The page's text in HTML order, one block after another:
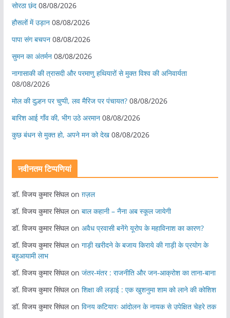
सोरठा छंद 08/08/2026
हौसलों में उड़ान 08/08/2026
पापा संग बचपन 08/08/2026
सुमन का अंतर्मन 08/08/2026
नागासाकी की त्रासदी और परमाणु हथियारों से मुक्त विश्व की अनिवार्यता
08/08/2026
मोल की दुल्हन पर चुप्पी, लव मैरिज पर पंचायत? 08/08/2026
बारिश आई गाँव की, भीग उठे अरमान 08/08/2026
कुछ बंधन से मुक्त हो, अपने मन को देख 08/08/2026
नवीनतम टिप्पणियां
डॉ. विजय कुमार सिंघलon ग़ज़ल
डॉ. विजय कुमार सिंघलon बाल कहानी – नैना अब स्कूल जायेगी
डॉ. विजय कुमार सिंघलon अवैध प्रवासी बनेंगे यूरोप के महाविनाश का कारण?
डॉ. विजय कुमार सिंघलon गाड़ी खरीदने के बजाय किराये की गाड़ी के प्रयोग के
बहुआयामी लाभ
डॉ. विजय कुमार सिंघलon जंतर-मंतर : राजनीति और जन-आक्रोश का ताना-बाना
डॉ. विजय कुमार सिंघलon शिक्षा की लड़ाई : एक खुशनुमा शाम को लाने की कोशिश
डॉ. विजय कुमार सिंघलon विनय कटियारः आंदोलन के नायक से उपेक्षित चेहरे तक